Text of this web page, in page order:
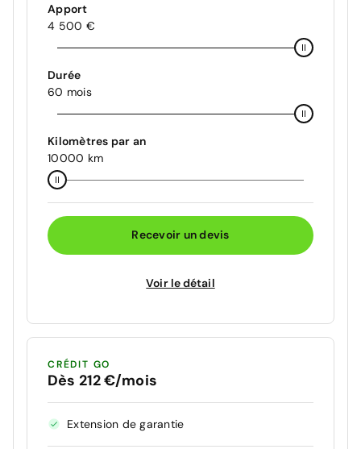
Apport
4 500 €
Durée
60 mois
Kilomètres par an
10000 km
Recevoir un devis
Voir le détail
CRÉDIT GO
Dès 212 €/mois
Extension de garantie